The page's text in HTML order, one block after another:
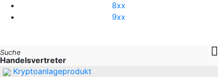
8xx
9xx
Suche
Handelsvertreter
Kryptoanlageprodukt